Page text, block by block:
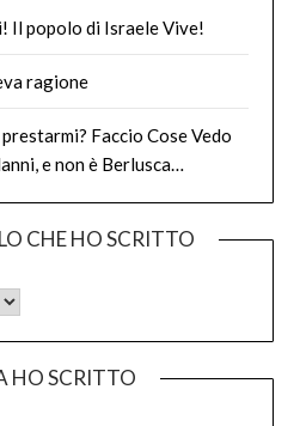
Il popolo di Israele Vive!
ragione
Faccio Cose Vedo
e non è Berlusca…
CHE HO SCRITTO
HO SCRITTO